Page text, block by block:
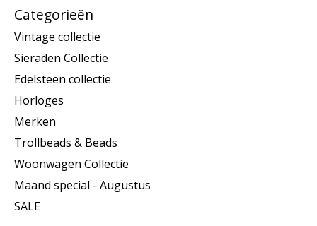
Categorieën
Vintage collectie
Sieraden Collectie
Edelsteen collectie
Horloges
Merken
Trollbeads & Beads
Woonwagen Collectie
Maand special - Augustus
SALE